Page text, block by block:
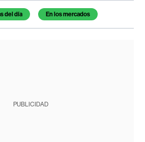
del día En los mercados
PUBLICIDAD